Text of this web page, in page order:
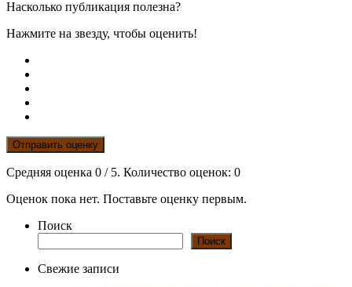
Насколько публикация полезна?
Нажмите на звезду, чтобы оценить!
Отправить оценку
Средняя оценка 0 / 5. Количество оценок: 0
Оценок пока нет. Поставьте оценку первым.
Поиск
Поиск
Свежие записи